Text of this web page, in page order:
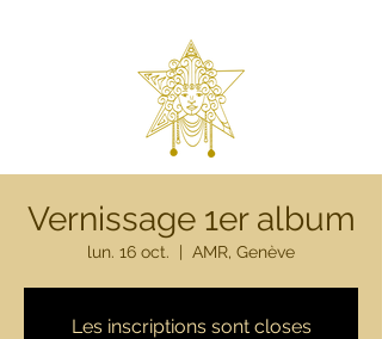
Vernissage 1er album
lun. 16 oct. AMR, Genève
Les inscriptions sont closes